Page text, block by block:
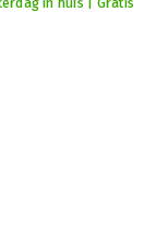
in huis | Gratis